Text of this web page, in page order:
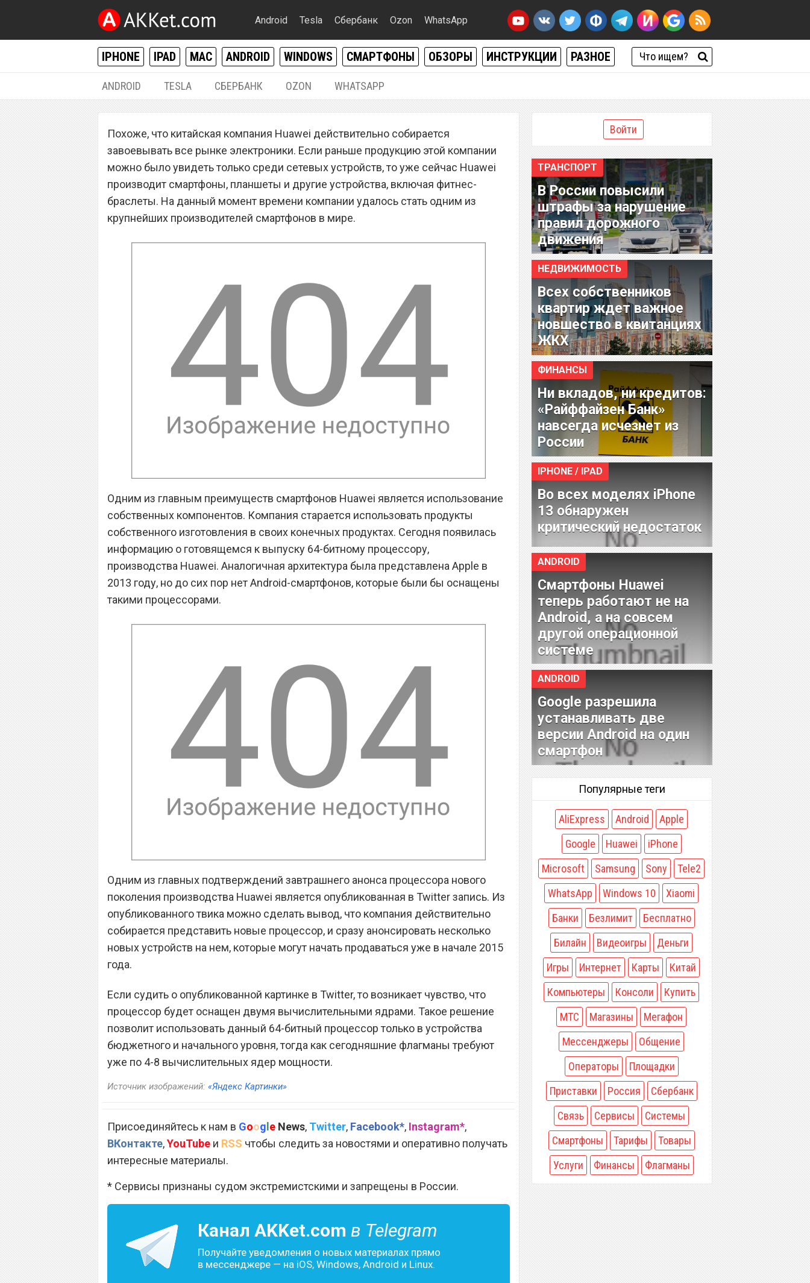
Android Tesla Сбербанк Ozon WhatsApp
IPHONE IPAD MAC ANDROID WINDOWS СМАРТФОНЫ ОБЗОРЫ ИНСТРУКЦИИ РАЗНОЕ
ANDROID TESLA СБЕРБАНК OZON WHATSAPP
Завтра Huawei представит свой первый
64-битный процессор
Похоже, что китайская компания Huawei действительно собирается
завоевывать все рынке электроники. Если раньше продукцию этой компании
можно было увидеть только среди сетевых устройств, то уже сейчас Huawei
производит смартфоны, планшеты и другие устройства, включая фитнес-
браслеты. На данный момент времени компании удалось стать одним из
крупнейших производителей смартфонов в мире.
Одним из главным преимуществ смартфонов Huawei является использование
собственных компонентов. Компания старается использовать продукты
собственного изготовления в своих конечных продуктах. Сегодня появилась
информацию о готовящемся к выпуску 64-битному процессору,
производства Huawei. Аналогичная архитектура была представлена Apple в
2013 году, но до сих пор нет Android-смартфонов, которые были бы оснащены
такими процессорами.
Одним из главных подтверждений завтрашнего анонса процессора нового
поколения производства Huawei является опубликованная в Twitter запись. Из
опубликованного твика можно сделать вывод, что компания действительно
собирается представить новые процессор, и сразу анонсировать несколько
новых устройств на нем, которые могут начать продаваться уже в начале 2015
года.
Если судить о опубликованной картинке в Twitter, то возникает чувство, что
процессор будет оснащен двумя вычислительными ядрами. Такое решение
позволит использовать данный 64-битный процессор только в устройства
бюджетного и начального уровня, тогда как сегодняшние флагманы требуют
уже по 4-8 вычислительных ядер мощности.
Источник изображений: «Яндекс Картинки»
Присоединяйтесь к нам в Goog e News, Twitter, Facebook*, Instagram*,
ВКонтакте,YouTube и RSS чтобы следить за новостями и оперативно получать
интересные материалы.
* Сервисы признаны судом экстремистскими и запрещены в России.
Канал AKKet.com в Telegram
Получайте уведомления о новых материалах прямо
в мессенджере — на iOS, Windows, Android и Linux.
Войти
ТРАНСПОРТ
В России повысили
штрафы за нарушение
правил дорожного
движения
НЕДВИЖИМОСТЬ
Всех собственников
квартир ждет важное
новшество в квитанциях
ЖКХ
ФИНАНСЫ
Ни вкладов, ни кредитов:
«Райффайзен Банк»
навсегда исчезнет из
России
IPHONE / IPAD
Во всех моделях iPhone
13 обнаружен
критический недостаток
ANDROID
Смартфоны Huawei
теперь работают не на
Android, а на совсем
другой операционной
системе
ANDROID
Google разрешила
устанавливать две
версии Android на один
смартфон
Популярные теги
AliExpress Android
Apple
Google
Huawei
iPhone
Microsoft
Samsung Sony
Tele2
WhatsApp
Windows 10
Xiaomi
Банки
Безлимит
Бесплатно
Билайн
Видеоигры
Деньги
Игры
Интернет Карты
Китай
Компьютеры
Консоли
Купить
МТС
Магазины
Мегафон
Мессенджеры
Общение
Операторы
Площадки
Приставки
Россия
Сбербанк
Связь
Сервисы
Системы
Смартфоны
Тарифы
Товары
Услуги
Финансы Флагманы